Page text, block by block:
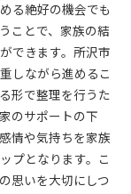
る絶好の機会でも
ことで、家族の結
できます。所沢市
しながら進めるこ
形で整理を行うた
のサポートの下
情や気持ちを家族
プとなります。こ
思いを大切にしつ